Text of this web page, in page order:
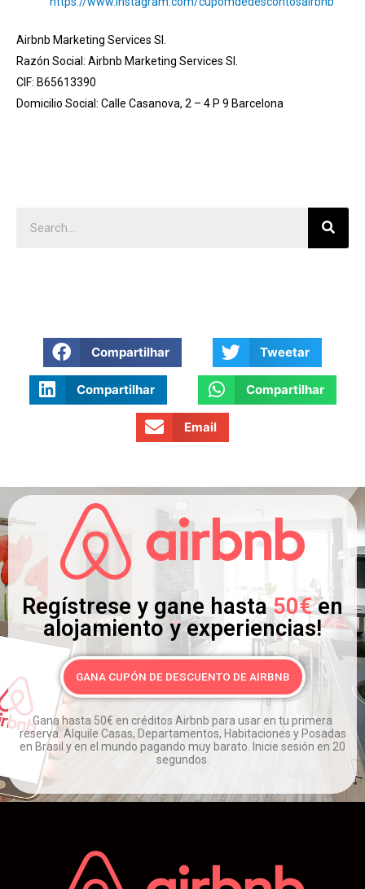
Airbnb Marketing Services Sl.
Razón Social: Airbnb Marketing Services Sl.
CIF: B65613390
Domicilio Social: Calle Casanova, 2 – 4 P 9 Barcelona
Compartilhar Tweetar
Compartilhar Compartilhar
Email
Regístrese y gane hasta50€en
alojamiento y experiencias!
GANA CUPÓN DE DESCUENTO DE AIRBNB
Gana hasta 50€ en créditos Airbnb para usar en tu primera
reserva. Alquile Casas, Departamentos, Habitaciones y Posadas
en Brasil y en el mundo pagando muy barato.
Inicie sesión en 20
segundos.